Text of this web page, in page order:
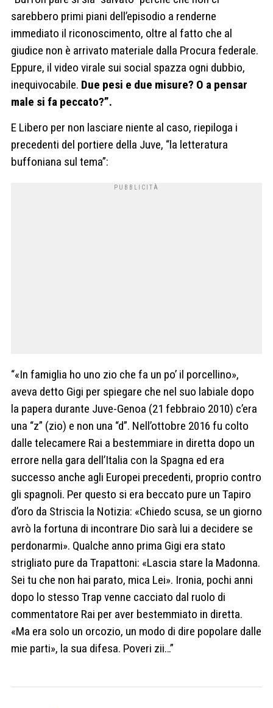
sarebbero primi piani dell’episodio a renderne
immediato il riconoscimento, oltre al fatto che al
giudice non è arrivato materiale dalla Procura federale.
Eppure, il video virale sui social spazza ogni dubbio,
inequivocabile. Due pesi e due misure? O a pensar
male si fa peccato?”.
E Libero per non lasciare niente al caso, riepiloga i
precedenti del portiere della Juve, “la letteratura
buffoniana sul tema”:
“«In famiglia ho uno zio che fa un po’ il porcellino»,
aveva detto Gigi per spiegare che nel suo labiale dopo
la papera durante Juve-Genoa (21 febbraio 2010) c’era
una “z” (zio) e non una “d”. Nell’ottobre 2016 fu colto
dalle telecamere Rai a bestemmiare in diretta dopo un
errore nella gara dell’Italia con la Spagna ed era
successo anche agli Europei precedenti, proprio contro
gli spagnoli. Per questo si era beccato pure un Tapiro
d’oro da Striscia la Notizia: «Chiedo scusa, se un giorno
avrò la fortuna di incontrare Dio sarà lui a decidere se
perdonarmi». Qualche anno prima Gigi era stato
strigliato pure da Trapattoni: «Lascia stare la Madonna.
Sei tu che non hai parato, mica Lei». Ironia, pochi anni
dopo lo stesso Trap venne cacciato dal ruolo di
commentatore Rai per aver bestemmiato in diretta.
«Ma era solo un orcozio, un modo di dire popolare dalle
mie parti», la sua difesa. Poveri zii…”